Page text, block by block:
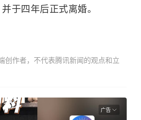
于四年后正式离婚。
创作者，不代表腾讯新闻的观点和立
广告